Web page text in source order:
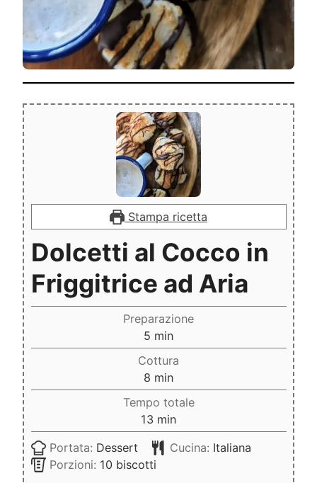
Stampa ricetta
Dolcetti al Cocco in
Friggitrice ad Aria
Preparazione
5 minuti
min
Cottura
8 minuti
min
Tempo totale
13minuti
min
Portata: Dessert Cucina: Italiana
Porzioni: 10 biscotti